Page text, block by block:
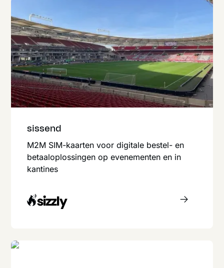
sissend
M2M SIM-kaarten voor digitale bestel- en
betaaloplossingen op evenementen en in
kantines